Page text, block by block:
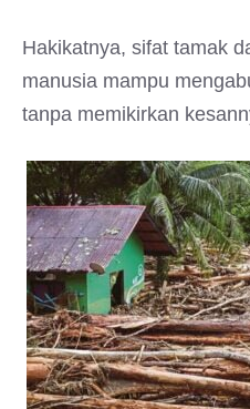
Hakikatnya, sifat tamak
manusia mampu
tanpa memikirkan